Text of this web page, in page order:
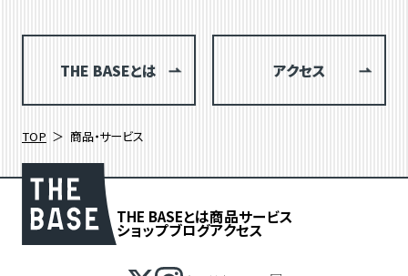
THE BASEとは アクセス
TOP 商品・サービス
THE BASEとは商品サービス
ショップブログアクセス